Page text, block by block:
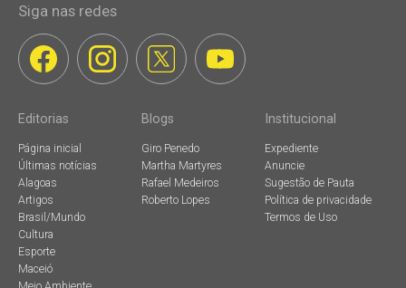
Siga nas redes
Editorias
Página inicial
Últimas notícias
Alagoas
Artigos
Brasil/Mundo
Cultura
Esporte
Maceió
Blogs
Giro Penedo
Martha Martyres
Rafael Medeiros
Roberto Lopes
Institucional
Expediente
Anuncie
Sugestão de Pauta
Política de privacidade
Termos de Uso